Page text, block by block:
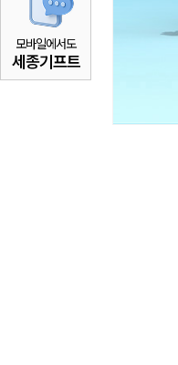
모바일에서도
세종기프트